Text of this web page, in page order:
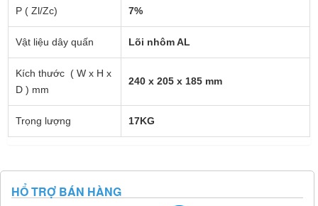
P ( Zl/Zc) 7%
Vật liệu dây quấn Lõi nhôm AL
Kích thước ( W x H x
D ) mm
240 x 205 x 185 mm
Trọng lượng 17KG
HỔ TRỢ BÁN HÀNG